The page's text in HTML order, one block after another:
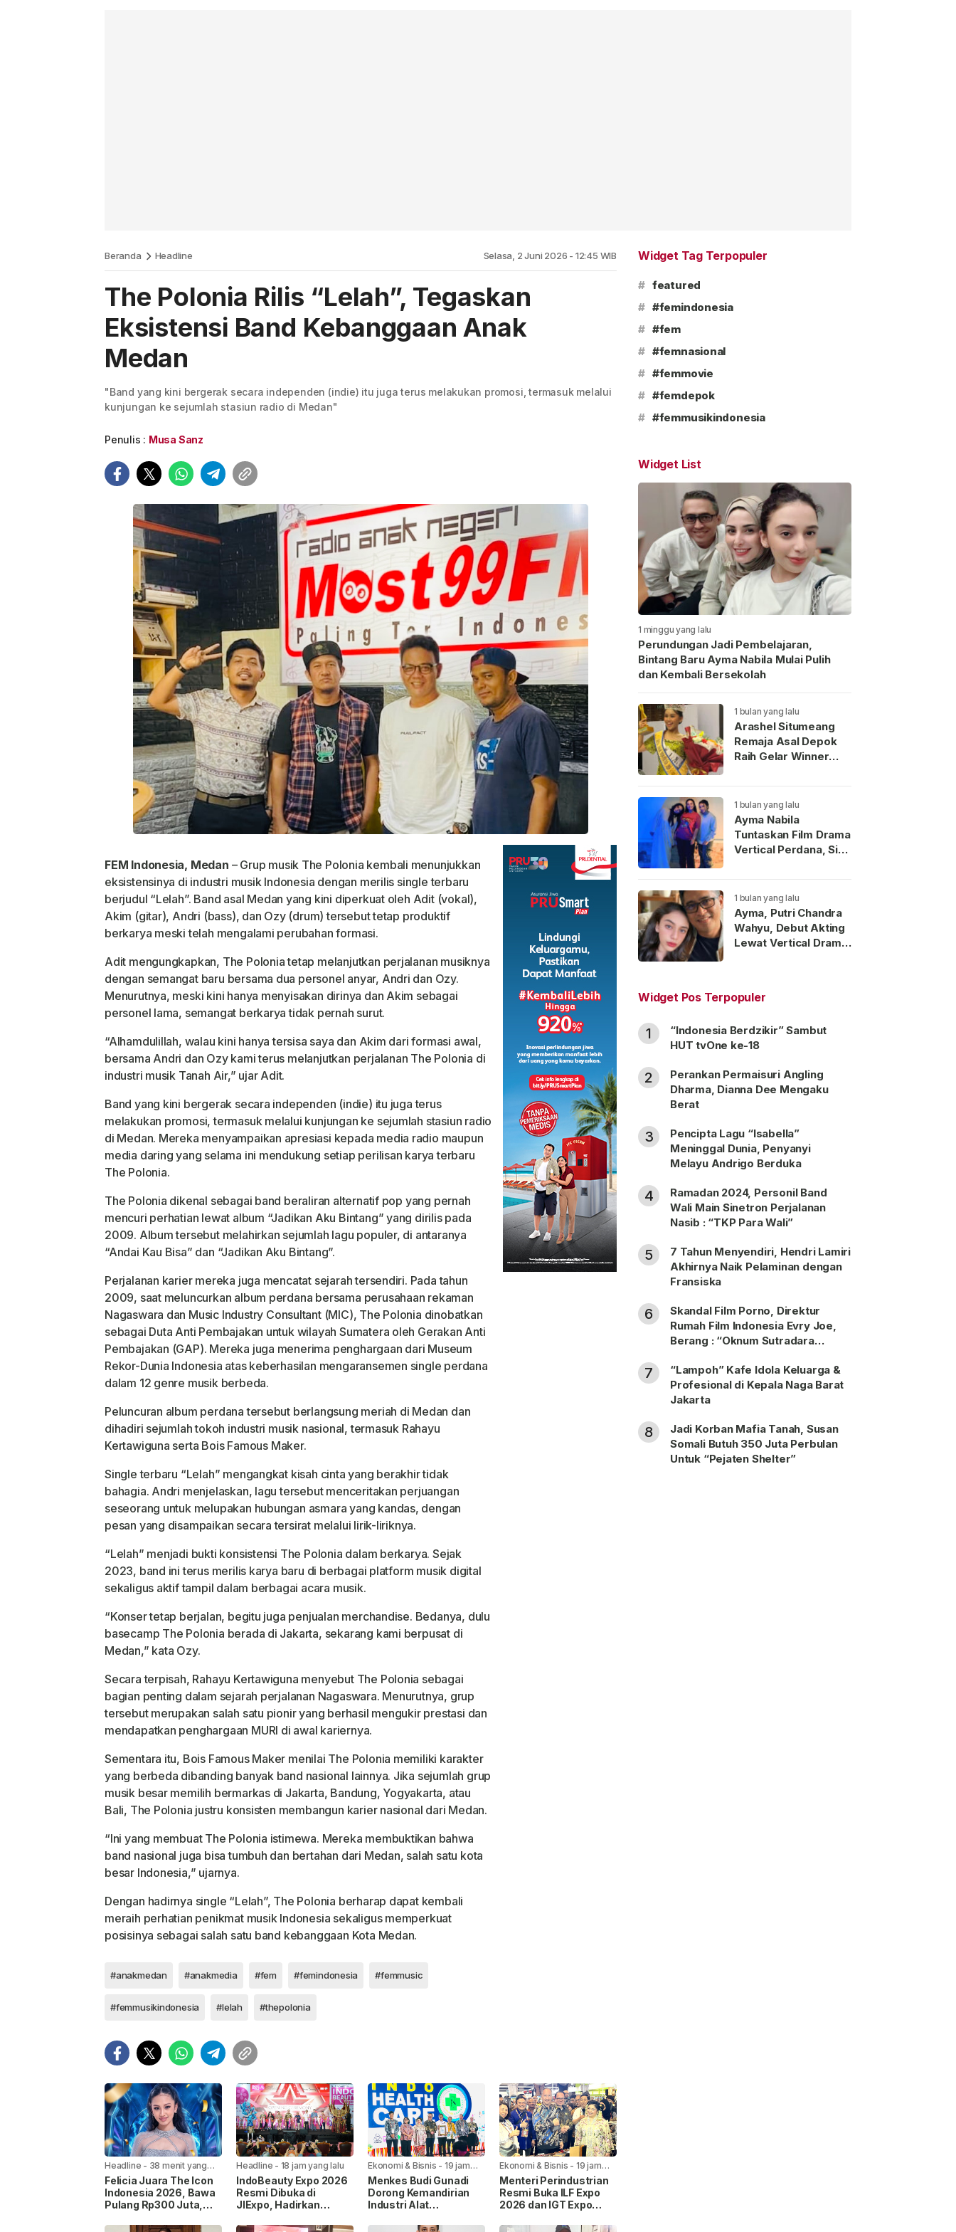
Beranda Headline Selasa, 2 Juni 2026 - 12:45 WIB
The Polonia Rilis “Lelah”, Tegaskan
Eksistensi Band Kebanggaan Anak
Medan
"Band yang kini bergerak secara independen (indie) itu juga terus melakukan promosi, termasuk melalui
kunjungan ke sejumlah stasiun radio di Medan"
Penulis : Musa Sanz
FEM Indonesia, Medan – Grup musik The Polonia kembali menunjukkan
eksistensinya di industri musik Indonesia dengan merilis single terbaru
berjudul “Lelah”. Band asal Medan yang kini diperkuat oleh Adit (vokal),
Akim (gitar), Andri (bass), dan Ozy (drum) tersebut tetap produktif
berkarya meski telah mengalami perubahan formasi.
Adit mengungkapkan, The Polonia tetap melanjutkan perjalanan musiknya
dengan semangat baru bersama dua personel anyar, Andri dan Ozy.
Menurutnya, meski kini hanya menyisakan dirinya dan Akim sebagai
personel lama, semangat berkarya tidak pernah surut.
“Alhamdulillah, walau kini hanya tersisa saya dan Akim dari formasi awal,
bersama Andri dan Ozy kami terus melanjutkan perjalanan The Polonia di
industri musik Tanah Air,” ujar Adit.
Band yang kini bergerak secara independen (indie) itu juga terus
melakukan promosi, termasuk melalui kunjungan ke sejumlah stasiun radio
di Medan. Mereka menyampaikan apresiasi kepada media radio maupun
media daring yang selama ini mendukung setiap perilisan karya terbaru
The Polonia.
The Polonia dikenal sebagai band beraliran alternatif pop yang pernah
mencuri perhatian lewat album “Jadikan Aku Bintang” yang dirilis pada
2009. Album tersebut melahirkan sejumlah lagu populer, di antaranya
“Andai Kau Bisa” dan “Jadikan Aku Bintang”.
Perjalanan karier mereka juga mencatat sejarah tersendiri. Pada tahun
2009, saat meluncurkan album perdana bersama perusahaan rekaman
Nagaswara dan Music Industry Consultant (MIC), The Polonia dinobatkan
sebagai Duta Anti Pembajakan untuk wilayah Sumatera oleh Gerakan Anti
Pembajakan (GAP). Mereka juga menerima penghargaan dari Museum
Rekor-Dunia Indonesia atas keberhasilan mengaransemen single perdana
dalam 12 genre musik berbeda.
Peluncuran album perdana tersebut berlangsung meriah di Medan dan
dihadiri sejumlah tokoh industri musik nasional, termasuk Rahayu
Kertawiguna serta Bois Famous Maker.
Single terbaru “Lelah” mengangkat kisah cinta yang berakhir tidak
bahagia. Andri menjelaskan, lagu tersebut menceritakan perjuangan
seseorang untuk melupakan hubungan asmara yang kandas, dengan
pesan yang disampaikan secara tersirat melalui lirik-liriknya.
“Lelah” menjadi bukti konsistensi The Polonia dalam berkarya. Sejak
2023, band ini terus merilis karya baru di berbagai platform musik digital
sekaligus aktif tampil dalam berbagai acara musik.
“Konser tetap berjalan, begitu juga penjualan merchandise. Bedanya, dulu
basecamp The Polonia berada di Jakarta, sekarang kami berpusat di
Medan,” kata Ozy.
Secara terpisah, Rahayu Kertawiguna menyebut The Polonia sebagai
bagian penting dalam sejarah perjalanan Nagaswara. Menurutnya, grup
tersebut merupakan salah satu pionir yang berhasil mengukir prestasi dan
mendapatkan penghargaan MURI di awal kariernya.
Sementara itu, Bois Famous Maker menilai The Polonia memiliki karakter
yang berbeda dibanding banyak band nasional lainnya. Jika sejumlah grup
musik besar memilih bermarkas di Jakarta, Bandung, Yogyakarta, atau
Bali, The Polonia justru konsisten membangun karier nasional dari Medan.
“Ini yang membuat The Polonia istimewa. Mereka membuktikan bahwa
band nasional juga bisa tumbuh dan bertahan dari Medan, salah satu kota
besar Indonesia,” ujarnya.
Dengan hadirnya single “Lelah”, The Polonia berharap dapat kembali
meraih perhatian penikmat musik Indonesia sekaligus memperkuat
posisinya sebagai salah satu band kebanggaan Kota Medan.
#anakmedan #anakmedia #fem #femindonesia #femmusic
#femmusikindonesia #lelah #thepolonia
Headline - 38 menit yang
lalu
Felicia Juara The Icon
Indonesia 2026, Bawa
Pulang Rp300 Juta,
Kontrak Rekaman
Headline - 18 jam yang lalu
IndoBeauty Expo 2026
Resmi Dibuka di
JIExpo, Hadirkan
Kecantikan dari 8
Ekonomi & Bisnis - 19 jam
yang lalu
Menkes Budi Gunadi
Dorong Kemandirian
Industri Alat
IndoHealthcare
Ekonomi & Bisnis - 19 jam
yang lalu
Menteri Perindustrian
Resmi Buka ILF Expo
2026 dan IGT Expo
Kulit hingga Tekstil
Widget Tag Terpopuler
# featured
# #femindonesia
# #fem
# #femnasional
# #femmovie
# #femdepok
# #femmusikindonesia
Widget List
1 minggu yang lalu
Perundungan Jadi Pembelajaran,
Bintang Baru Ayma Nabila Mulai Pulih
dan Kembali Bersekolah
1 bulan yang lalu
Arashel Situmeang
Remaja Asal Depok
Raih Gelar Winner
1 bulan yang lalu
Ayma Nabila
Tuntaskan Film Drama
Vertical Perdana, Siap
Indonesia
1 bulan yang lalu
Ayma, Putri Chandra
Wahyu, Debut Akting
Lewat Vertical Drama
Widget Pos Terpopuler
1
“Indonesia Berdzikir” Sambut
HUT tvOne ke-18
2
Perankan Permaisuri Angling
Dharma, Dianna Dee Mengaku
Berat
3
Pencipta Lagu “Isabella”
Meninggal Dunia, Penyanyi
Melayu Andrigo Berduka
4
Ramadan 2024, Personil Band
Wali Main Sinetron Perjalanan
Nasib : “TKP Para Wali”
5
7 Tahun Menyendiri, Hendri Lamiri
Akhirnya Naik Pelaminan dengan
Fransiska
6
Skandal Film Porno, Direktur
Rumah Film Indonesia Evry Joe,
Berang : “Oknum Sutradara
7
“Lampoh” Kafe Idola Keluarga &
Profesional di Kepala Naga Barat
Jakarta
8
Jadi Korban Mafia Tanah, Susan
Somali Butuh 350 Juta Perbulan
Untuk “Pejaten Shelter”